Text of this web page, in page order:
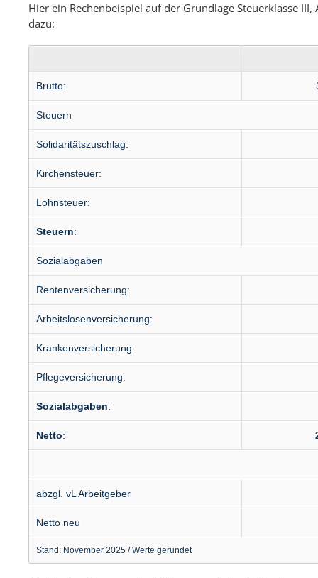
Hier ein Rechenbeispiel auf der Grundlage Steuerklasse
dazu:
Stand: November 2025 / Werte gerundet
Brutto:
Steuern
Solidaritäts­zuschlag:
Kirchen­steuer:
Lohn­steuer:
Steuern:
Sozial­abgaben
Renten­versicherung:
Arbeitslosen­versicherung:
Kranken­versicherung:
Pflege­versicherung:
Sozial­abgaben:
Netto:
abzgl. vL Arbeitgeber
Netto neu